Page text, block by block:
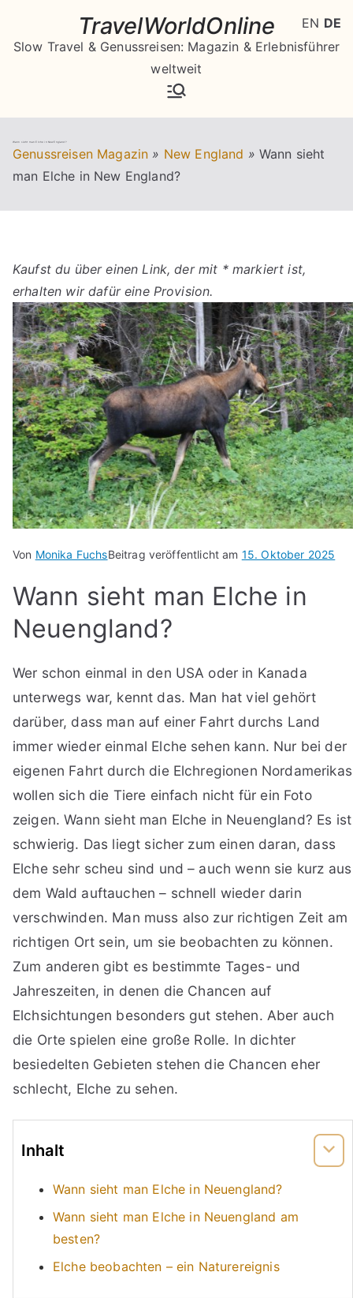
springen
TravelWorldOnline
Slow Travel & Genussreisen: Magazin & Erlebnisführer
weltweit
Wann sieht man Elche in New England?
Genussreisen Magazin » New England » Wann sieht
man Elche in New England?
Kaufst du über einen Link, der mit * markiert ist,
erhalten wir dafür eine Provision.
Von Monika FuchsBeitrag veröffentlicht am 15. Oktober 2025
Wann sieht man Elche in
Neuengland?
Wer schon einmal in den USA oder in Kanada
unterwegs war, kennt das. Man hat viel gehört
darüber, dass man auf einer Fahrt durchs Land
immer wieder einmal Elche sehen kann. Nur bei der
eigenen Fahrt durch die Elchregionen Nordamerikas
wollen sich die Tiere einfach nicht für ein Foto
zeigen. Wann sieht man Elche in Neuengland? Es ist
schwierig. Das liegt sicher zum einen daran, dass
Elche sehr scheu sind und – auch wenn sie kurz aus
dem Wald auftauchen – schnell wieder darin
verschwinden. Man muss also zur richtigen Zeit am
richtigen Ort sein, um sie beobachten zu können.
Zum anderen gibt es bestimmte Tages- und
Jahreszeiten, in denen die Chancen auf
Elchsichtungen besonders gut stehen. Aber auch
die Orte spielen eine große Rolle. In dichter
besiedelten Gebieten stehen die Chancen eher
schlecht, Elche zu sehen.
Inhalt
Wann sieht man Elche in Neuengland?
Wann sieht man Elche in Neuengland am
besten?
Elche beobachten – ein Naturereignis
EN DE